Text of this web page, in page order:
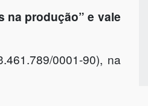
na produção” e vale
0001-90), na